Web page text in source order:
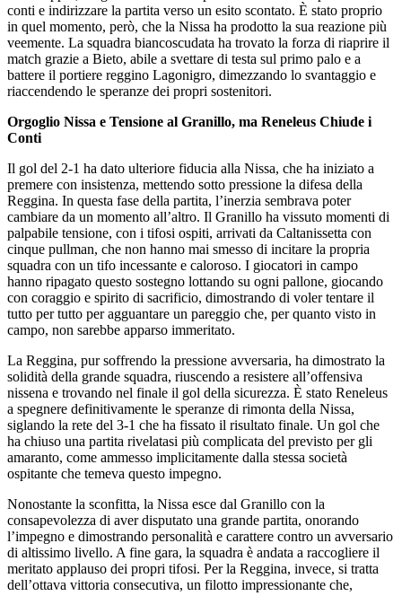
conti e indirizzare la partita verso un esito scontato. È stato proprio
in quel momento, però, che la Nissa ha prodotto la sua reazione più
veemente. La squadra biancoscudata ha trovato la forza di riaprire il
match grazie a Bieto, abile a svettare di testa sul primo palo e a
battere il portiere reggino Lagonigro, dimezzando lo svantaggio e
riaccendendo le speranze dei propri sostenitori.
Orgoglio Nissa e Tensione al Granillo, ma Reneleus Chiude i
Conti
Il gol del 2-1 ha dato ulteriore fiducia alla Nissa, che ha iniziato a
premere con insistenza, mettendo sotto pressione la difesa della
Reggina. In questa fase della partita, l’inerzia sembrava poter
cambiare da un momento all’altro. Il Granillo ha vissuto momenti di
palpabile tensione, con i tifosi ospiti, arrivati da Caltanissetta con
cinque pullman, che non hanno mai smesso di incitare la propria
squadra con un tifo incessante e caloroso. I giocatori in campo
hanno ripagato questo sostegno lottando su ogni pallone, giocando
con coraggio e spirito di sacrificio, dimostrando di voler tentare il
tutto per tutto per agguantare un pareggio che, per quanto visto in
campo, non sarebbe apparso immeritato.
La Reggina, pur soffrendo la pressione avversaria, ha dimostrato la
solidità della grande squadra, riuscendo a resistere all’offensiva
nissena e trovando nel finale il gol della sicurezza. È stato Reneleus
a spegnere definitivamente le speranze di rimonta della Nissa,
siglando la rete del 3-1 che ha fissato il risultato finale. Un gol che
ha chiuso una partita rivelatasi più complicata del previsto per gli
amaranto, come ammesso implicitamente dalla stessa società
ospitante che temeva questo impegno.
Nonostante la sconfitta, la Nissa esce dal Granillo con la
consapevolezza di aver disputato una grande partita, onorando
l’impegno e dimostrando personalità e carattere contro un avversario
di altissimo livello. A fine gara, la squadra è andata a raccogliere il
meritato applauso dei propri tifosi. Per la Reggina, invece, si tratta
dell’ottava vittoria consecutiva, un filotto impressionante che,